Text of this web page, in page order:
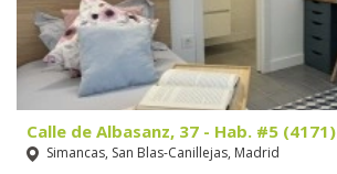
Calle de Albasanz, 37 - Hab. #5 (4171)
Simancas, San Blas-Canillejas, Madrid